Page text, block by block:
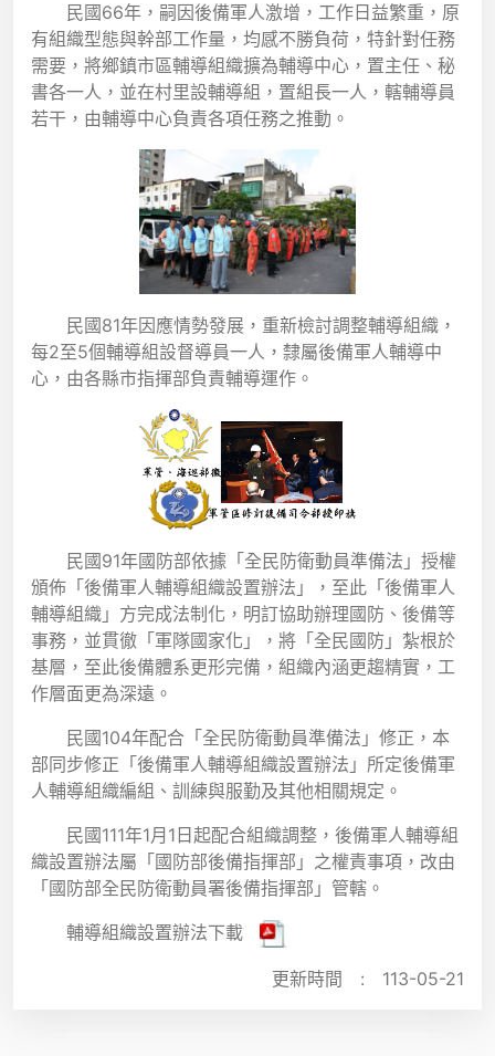
民國66年，嗣因後備軍人激增，工作日益繁重，原
有組織型態與幹部工作量，均感不勝負荷，特針對任務
需要，將鄉鎮市區輔導組織擴為輔導中心，置主任、秘
書各一人，並在村里設輔導組，置組長一人，轄輔導員
若干，由輔導中心負責各項任務之推動。
民國81年因應情勢發展，重新檢討調整輔導組織，
每2至5個輔導組設督導員一人，隸屬後備軍人輔導中
心，由各縣市指揮部負責輔導運作。
民國91年國防部依據「全民防衛動員準備法」授權
頒佈「後備軍人輔導組織設置辦法」，至此「後備軍人
輔導組織」方完成法制化，明訂協助辦理國防、後備等
事務，並貫徹「軍隊國家化」，將「全民國防」紮根於
基層，至此後備體系更形完備，組織內涵更趨精實，工
作層面更為深遠。
民國104年配合「全民防衛動員準備法」修正，本
部同步修正「後備軍人輔導組織設置辦法」所定後備軍
人輔導組織編組、訓練與服勤及其他相關規定。
民國111年1月1日起配合組織調整，後備軍人輔導組
織設置辦法屬「國防部後備指揮部」之權責事項，改由
「國防部全民防衛動員署後備指揮部」管轄。
輔導組織設置辦法下載
更新時間 : 113-05-21